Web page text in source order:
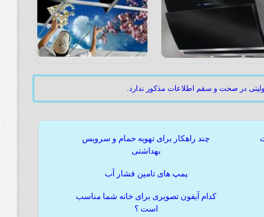
در صحت و سقم اطلاعات مذکور ندارد.
چند راهکار برای تهویه حمام و سرویس
بهداشتی
پمپ های تامین فشار آب
کدام آیفون تصویری برای خانه شما مناسب
است ؟